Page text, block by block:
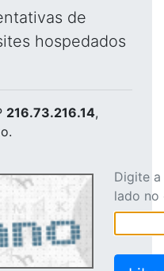
de
hospedados
216.73.216.14,
Digite
lado no